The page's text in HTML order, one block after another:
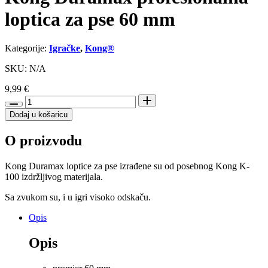
loptica za pse 60 mm
Kategorije: Igračke, Kong®
SKU: N/A
9,99 €
Kong
Duramax
profesionalna
za
60
mm
količina
Dodaj u košaricu
O proizvodu
Kong Duramax loptice za pse izrađene su od posebnog Kong K-
100 izdržljivog materijala.
Sa zvukom su, i u igri visoko odskaču.
Opis
Opis